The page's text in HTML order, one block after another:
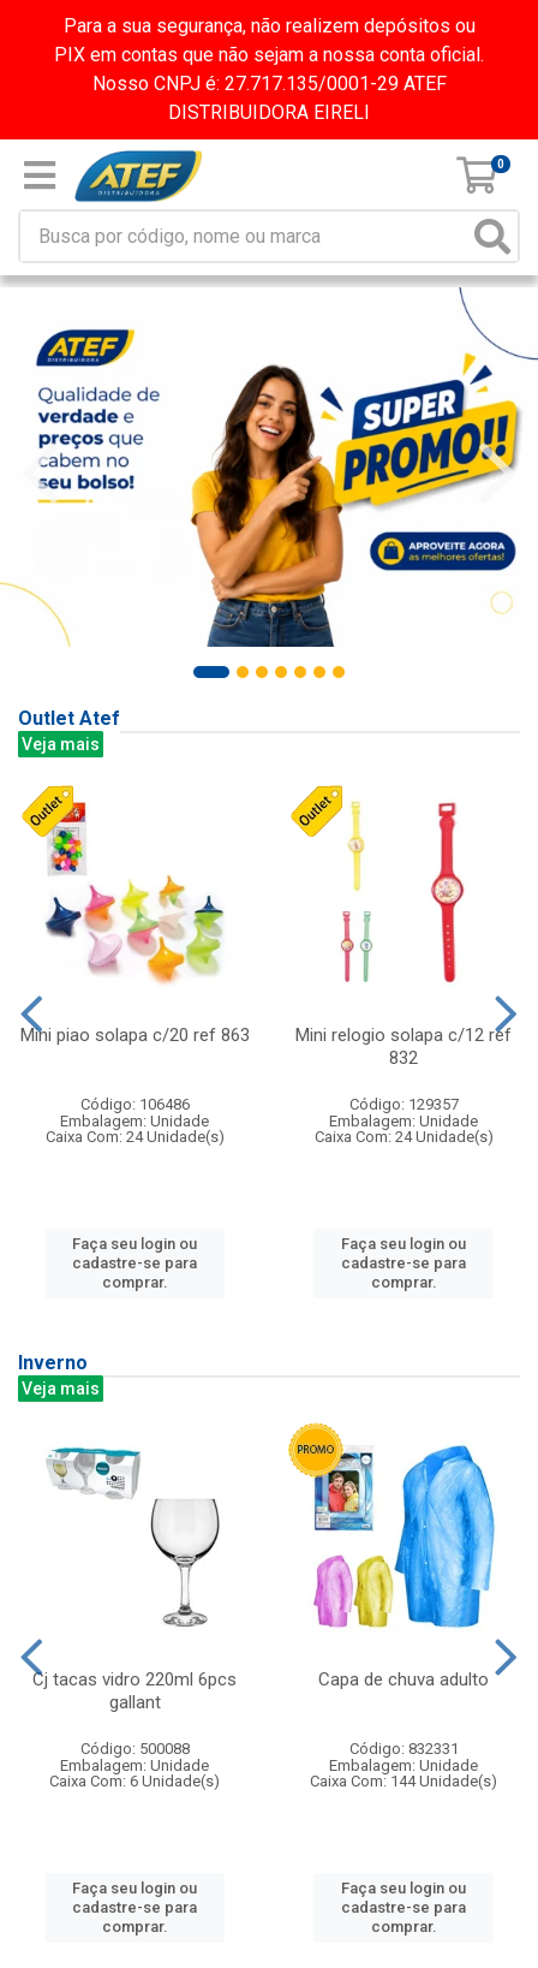
Para a sua segurança, não realizem depósitos ou
PIX em contas que não sejam a nossa conta oficial.
Nosso CNPJ é: 27.717.135/0001-29 ATEF
DISTRIBUIDORA EIRELI
0
Outlet Atef
Veja mais
Mini piao solapa c/20 ref 863
Código: 106486
Embalagem: Unidade
Caixa Com: 24 Unidade(s)
Faça seu login ou
cadastre-se para
comprar.
Mini relogio solapa c/12 ref
832
Código: 129357
Embalagem: Unidade
Caixa Com: 24 Unidade(s)
Faça seu login ou
cadastre-se para
comprar.
Inverno
Veja mais
Cj tacas vidro 220ml 6pcs
gallant
Código: 500088
Embalagem: Unidade
Caixa Com: 6 Unidade(s)
Faça seu login ou
cadastre-se para
comprar.
Capa de chuva adulto
Código: 832331
Embalagem: Unidade
Caixa Com: 144 Unidade(s)
Faça seu login ou
cadastre-se para
comprar.